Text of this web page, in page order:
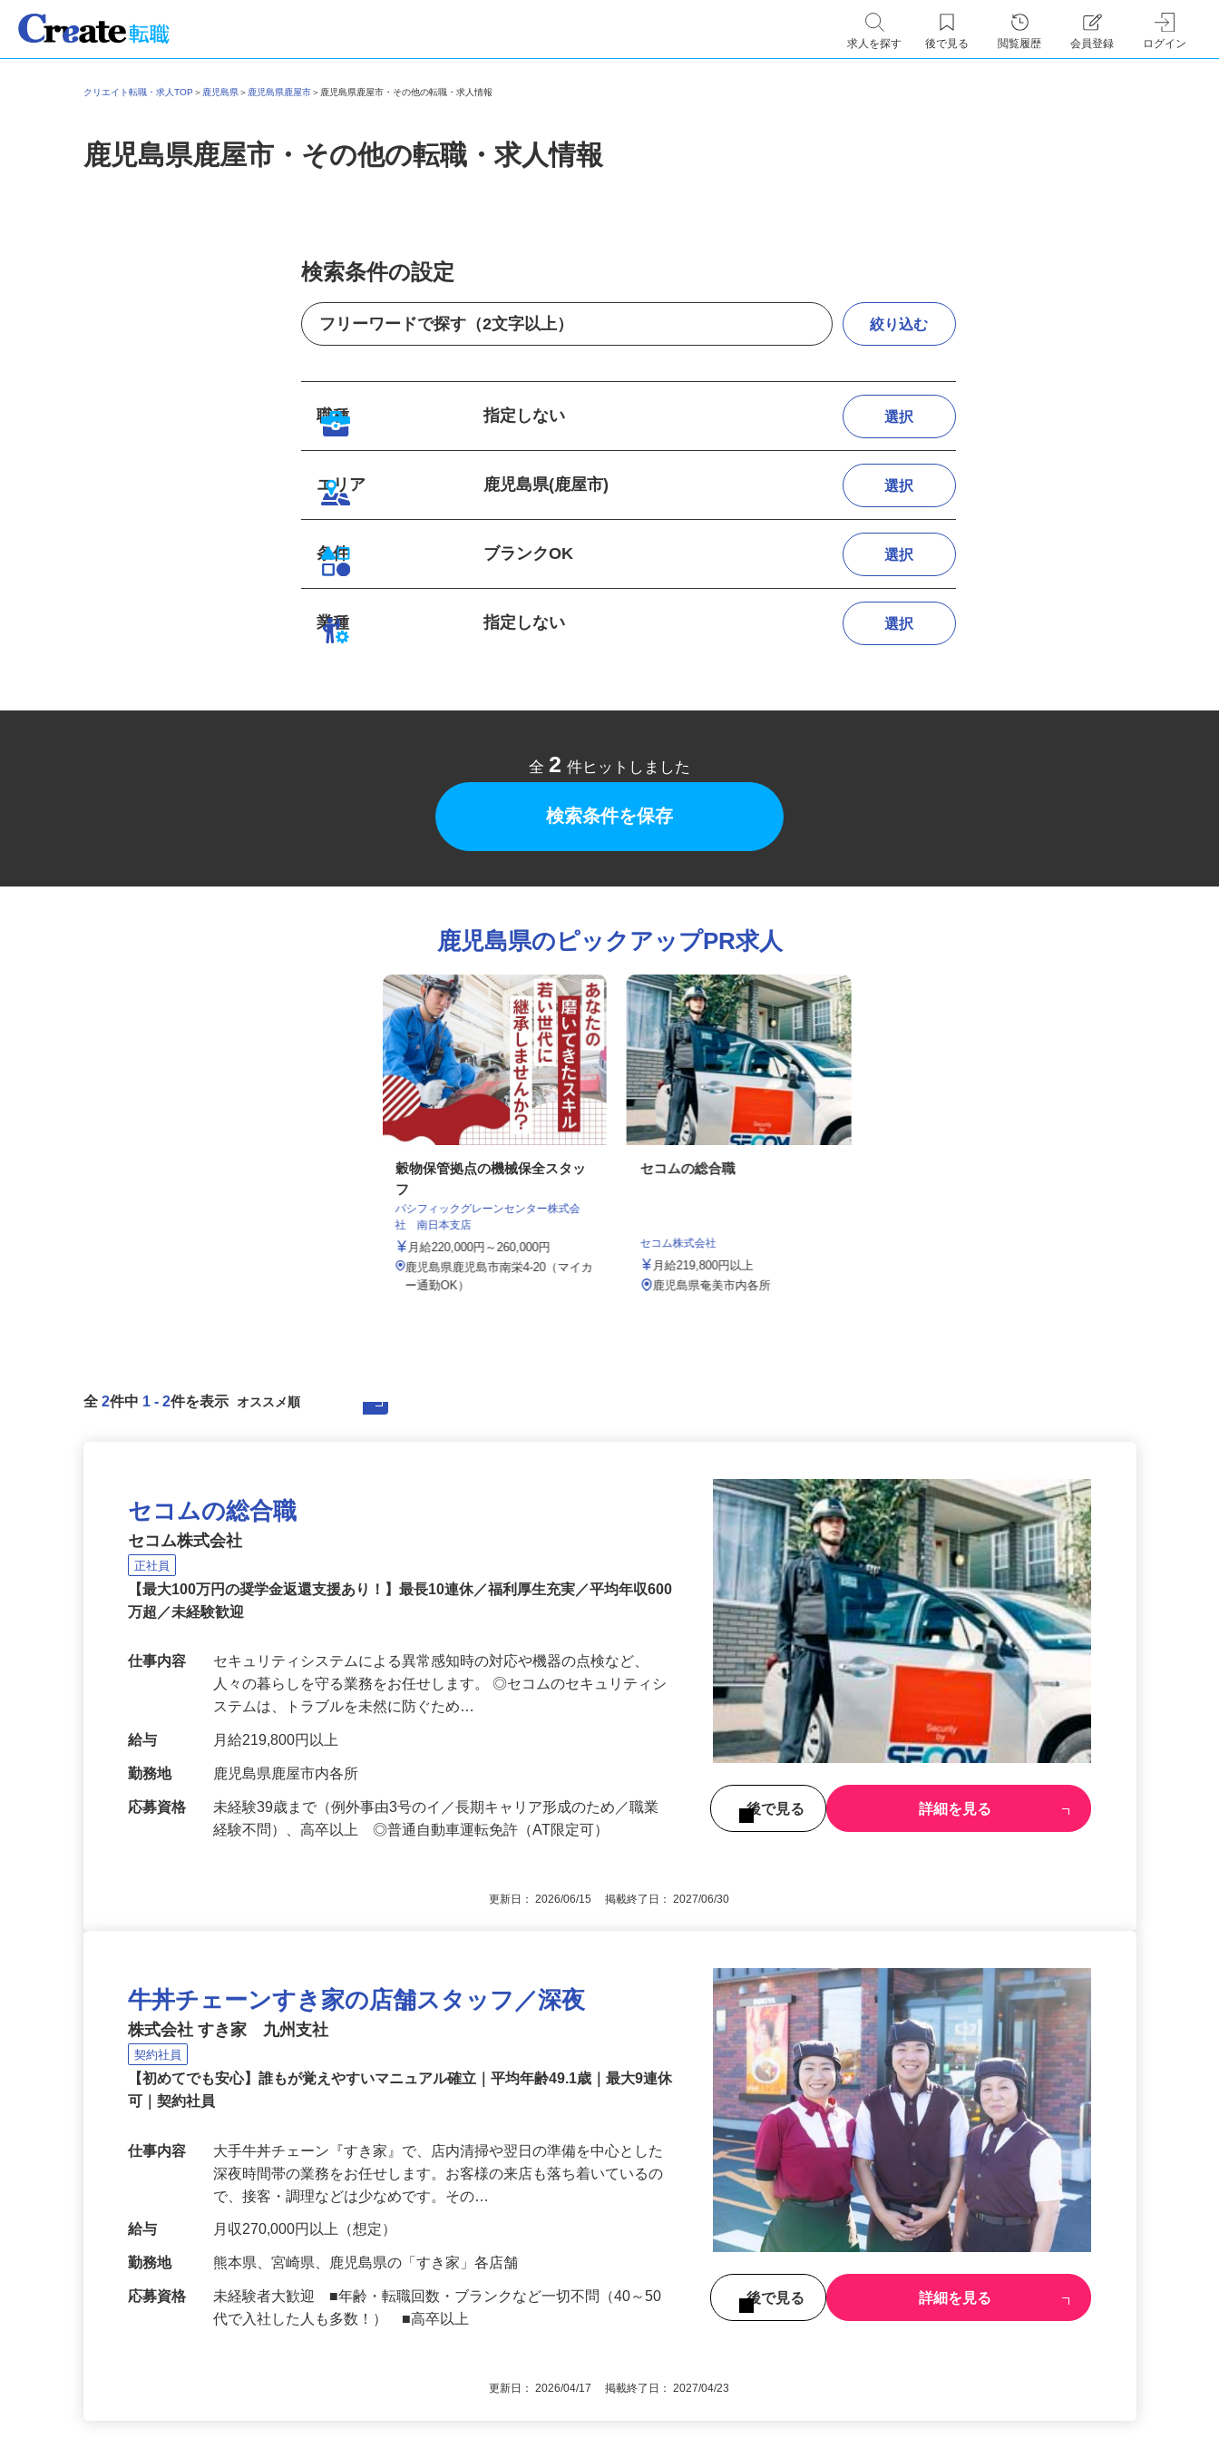
求人を探す 後で見る 閲覧履歴 会員登録 ログイン
クリエイト転職・求人TOP＞鹿児島県＞鹿児島県鹿屋市＞鹿児島県鹿屋市・その他の転職・求人情報
鹿児島県鹿屋市・その他の転職・求人情報
検索条件の設定
絞り込む
職種 指定しない 選択
エリア 鹿児島県(鹿屋市) 選択
条件 ブランクOK 選択
業種 指定しない 選択
全2件ヒットしました
検索条件を保存
鹿児島県のピックアップPR求人
穀物保管拠点の機械保全スタッ
フ
パシフィックグレーンセンター株式会
社 南日本支店
月給220,000円～260,000円
鹿児島県鹿児島市南栄4-20（マイカ
セコム株式会社
月給219,800円以上
セコムの総合職
セコム株式会社
正社員
【最大100万円の奨学金返還支援あり！】最長10連休／福利厚生充実／平均年収600
セキュリティシステムによる異常感知時の対応や機器の点検など、
人々の暮らしを守る業務をお任せします。 ◎セコムのセキュリティシ
ステムは、トラブルを未然に防ぐため…
給与 月給219,800円以上
勤務地 鹿児島県鹿屋市内各所
未経験39歳まで（例外事由3号のイ／長期キャリア形成のため／職業
牛丼チェーンすき家の店舗スタッフ／深夜
株式会社 すき家 九州支社
契約社員
【初めてでも安心】誰もが覚えやすいマニュアル確立｜平均年齢49.1歳｜最大9連休
大手牛丼チェーン『すき家』で、店内清掃や翌日の準備を中心とした
深夜時間帯の業務をお任せします。お客様の来店も落ち着いているの
で、接客・調理などは少なめです。その…
給与 月収270,000円以上（想定）
勤務地 熊本県、宮崎県、鹿児島県の「すき家」各店舗